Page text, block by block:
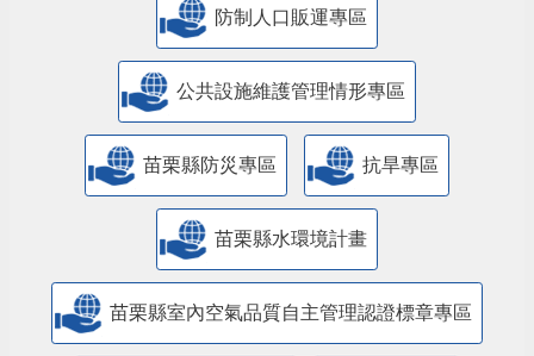
防制人口販運專區
​公共設施維護管理情形專區
苗栗縣防災專區 抗旱專區
苗栗縣水環境計畫
苗栗縣室內空氣品質自主管理認證標章專區